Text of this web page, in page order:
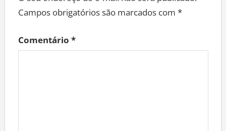
Campos obrigatórios são marcados com *
Comentário *